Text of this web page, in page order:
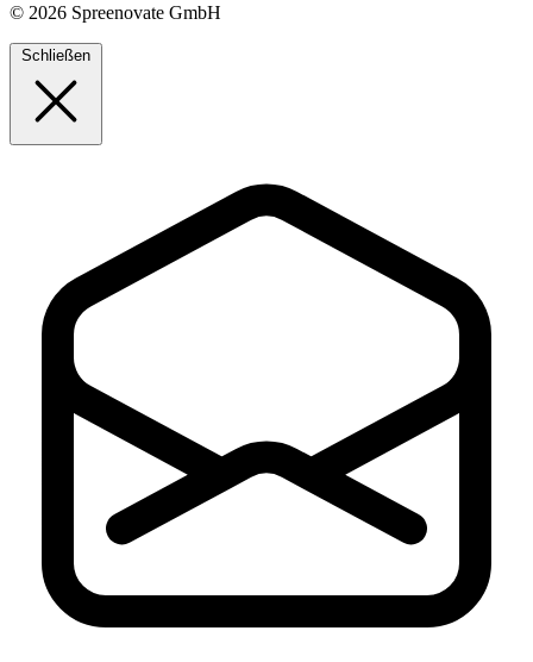
© 2026 Spreenovate GmbH
Schließen